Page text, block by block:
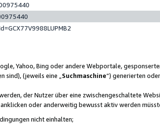
Yahoo, Bing oder andere Webportale,
(jeweils eine „ Suchmaschine“) generierten
der Nutzer über eine zwischengeschaltete
oder anderweitig bewusst aktiv werden müsste
nicht einhalten;